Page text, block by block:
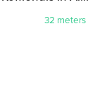
32 meters